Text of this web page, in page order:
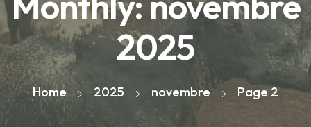
2025
Home 2025 novembre Page 2